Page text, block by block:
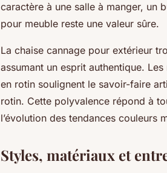
caractère à une salle à manger, un
pour meuble reste une valeur sûre.
La chaise cannage pour extérieur
assumant un esprit authentique.
en rotin soulignent le savoir-faire
rotin. Cette polyvalence répond à
l’évolution des tendances couleurs
Styles, matériaux et